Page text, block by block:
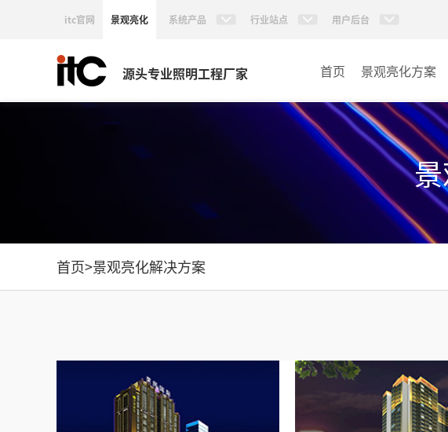
itc官网 景观亮化 系统产品 行业站点 用户后台
源头专业照明工程厂家 首页 景观亮化方案
首页>景观亮化解决方案